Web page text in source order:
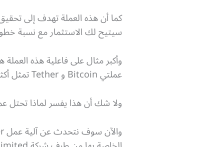
كما أن هذه العملة تهدف إلى
سيتيح لك الاستثمار مع نسبة
وأكبر مثال على فاعلية هذه العملة
عملتي Bitcoin و Tether تمثل أكثر من 57% من إجمالي تعاملات عملة BTC.
ولا شك أن هذا يفسر لماذا تحتل